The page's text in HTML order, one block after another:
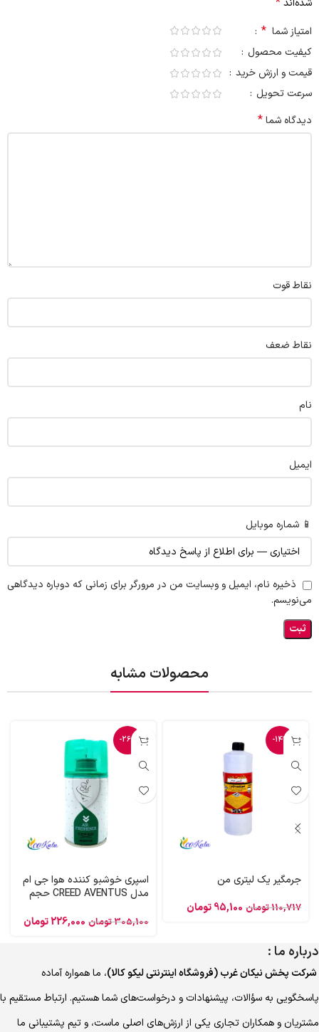
شده‌اند
امتیاز شما *
کیفیت محصول
قیمت و ارزش خرید
سرعت تحویل
دیدگاه شما*
نقاط قوت
نقاط ضعف
نام
ایمیل
📱 شماره موبایل
ذخیره نام، ایمیل و وبسایت من در مرورگر برای زمانی که دوباره دیدگاهی
می‌نویسم.
محصولات مشابه
-14%
جرمگیر یک لیتری من
110,717تومان 95,100تومان
-26%
اسپری خوشبو کننده هوا جی ام
مدل CREED AVENTUS حجم
305,100تومان 226,000تومان
درباره ما :
شرکت پخش نیکان غرب (فروشگاه اینترنتی لیکو کالا)، ما همواره آماده
پاسخگویی به سؤالات، پیشنهادات و درخواست‌های شما هستیم. ارتباط مستقیم با
مشتریان و همکاران تجاری یکی از ارزش‌های اصلی ماست، و تیم پشتیبانی ما